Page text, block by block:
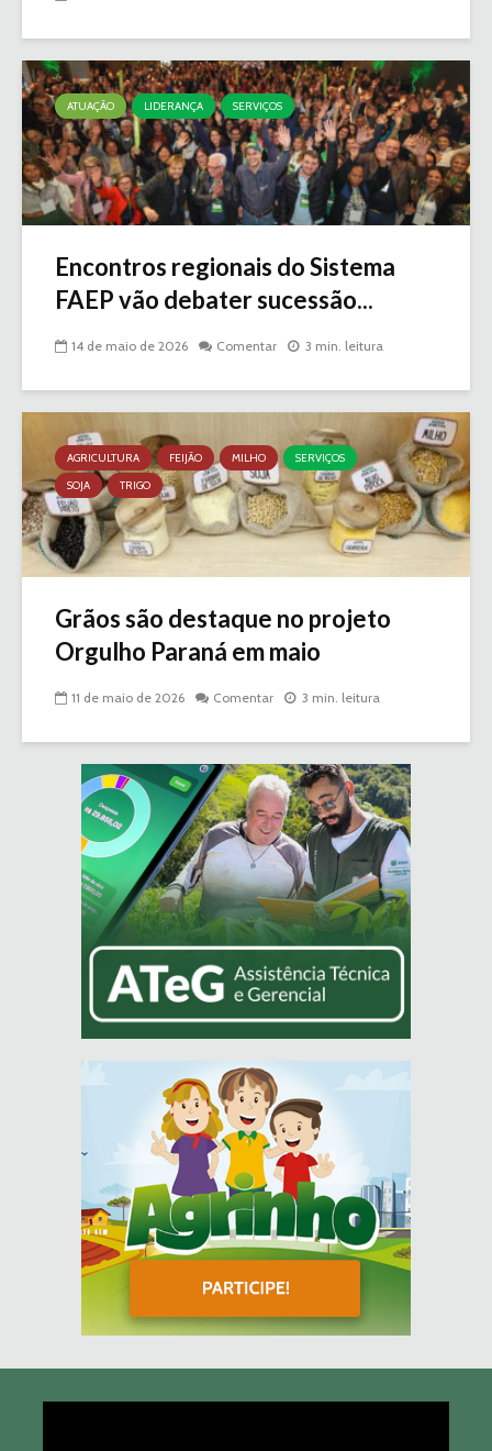
ATUAÇÃO LIDERANÇA SERVIÇOS
Encontros regionais do Sistema
FAEP vão debater sucessão...
14 de maio de 2026 Comentar 3 min. leitura
AGRICULTURA FEIJÃO MILHO
SERVIÇOS
SOJA
TRIGO
Grãos são destaque no projeto
Orgulho Paraná em maio
11 de maio de 2026 Comentar 3 min. leitura